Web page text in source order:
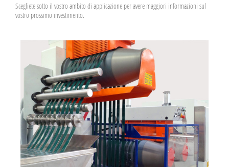
Scegliete sotto il vostro ambito di applicazione per avere maggiori informazioni sul
vostro prossimo investimento.